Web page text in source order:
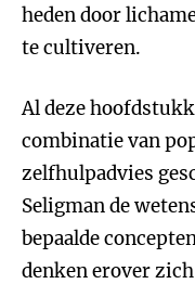
heden door
te cultiveren.
Al deze
combinatie van
zelfhulpadvies
Seligman de
bepaalde
denken erover